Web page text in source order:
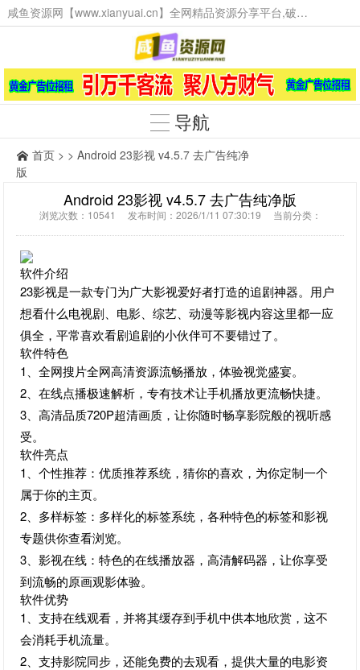
咸鱼资源网【www.xianyuai.cn】全网精品资源分享平台,破解软件,技术源码,火爆项目,工具辅助,这里无所不有。
导航
首页 > > Android 23影视 v4.5.7 去广告纯净
版
Android 23影视 v4.5.7 去广告纯净版
浏览次数：10541 发布时间：2026/1/11 07:30:19 当前分类：
软件介绍
23影视是一款专门为广大影视爱好者打造的追剧神器。用户
想看什么电视剧、电影、综艺、动漫等影视内容这里都一应
俱全，平常喜欢看剧追剧的小伙伴可不要错过了。
软件特色
1、全网搜片全网高清资源流畅播放，体验视觉盛宴。
2、在线点播极速解析，专有技术让手机播放更流畅快捷。
3、高清品质720P超清画质，让你随时畅享影院般的视听感
受。
软件亮点
1、个性推荐：优质推荐系统，猜你的喜欢，为你定制一个
属于你的主页。
2、多样标签：多样化的标签系统，各种特色的标签和影视
专题供你查看浏览。
3、影视在线：特色的在线播放器，高清解码器，让你享受
到流畅的原画观影体验。
软件优势
1、支持在线观看，并将其缓存到手机中供本地欣赏，这不
会消耗手机流量。
2、支持影院同步，还能免费的去观看，提供大量的电影资